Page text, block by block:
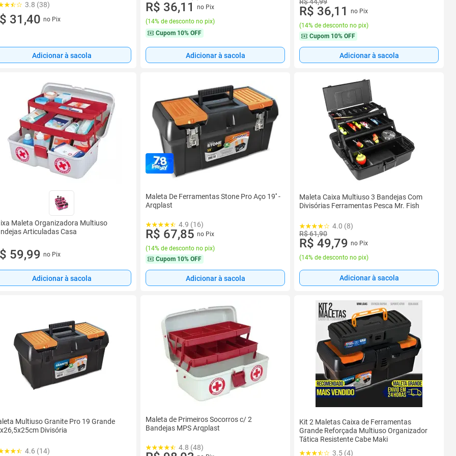
3.8 (38)
31,40 no Pix
Adicionar à sacola
R$ 36,11
no Pix
(14% de desconto no pix)
Cupom 10% OFF
Adicionar à sacola
R$ 36,11
no Pix
(14% de desconto no pix)
Cupom 10% OFF
Adicionar à sacola
Maleta Organizadora Multiuso
Articuladas Casa
59,99 no Pix
Adicionar à sacola
Maleta De Ferramentas Stone Pro Aço 19'' -
Arqplast
4.9 (16)
R$ 67,85 no Pix
(14% de desconto no pix)
Cupom 10% OFF
Adicionar à sacola
Maleta Caixa Multiuso 3 Bandejas Com
Divisórias Ferramentas Pesca Mr. Fish
4.0 (8)
R$ 61,90
R$ 49,79 no Pix
(14% de desconto no pix)
Adicionar à sacola
Multiuso Granite Pro 19 Grande
Divisória
4.6 (14)
Maleta de Primeiros Socorros c/ 2
Bandejas MPS Arqplast
4.8 (48)
Kit 2 Maletas Caixa de Ferramentas
Grande Reforçada Multiuso Organizador
Tática Resistente Cabe Maki
3.5 (4)